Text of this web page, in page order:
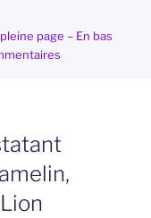
page – En bas